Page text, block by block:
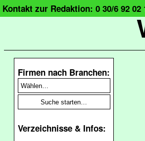
Kontakt zur Redaktion: 0 30/6 92 02
Firmen nach Branchen:
Verzeichnisse & Infos: